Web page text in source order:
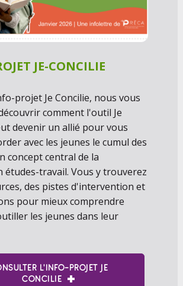
JE-CONCILIE
projet Je Concilie, nous vous
comment l'outil Je
devenir un allié pour vous
avec les jeunes le cumul des
concept central de la
études-travail. Vous y trouverez
des pistes d'intervention et
pour mieux comprendre
les jeunes dans leur
L'INFO-PROJET JE
CONCILIE